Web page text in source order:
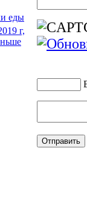
еды
г,